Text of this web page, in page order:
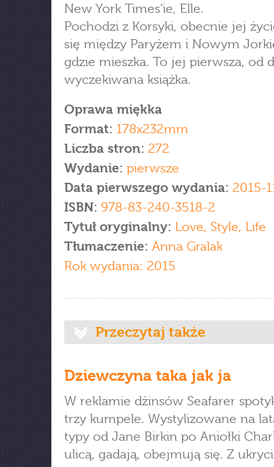
New York Times’ie, Elle.
Pochodzi z Korsyki, obecnie jej
się między Paryżem i Nowym
gdzie mieszka. To jej pierwsza, od
wyczekiwana książka.
Oprawa miękka
Format: 178x232mm
Liczba stron: 272
Wydanie: pierwsze
Data pierwszego wydania: 2015-
ISBN: 978-83-240-3518-2
Tytuł oryginalny: Love, Style, Life
Tłumaczenie: Anna Gralak
Rok wydania: 2015
Przeczytaj także
Dziewczyna taka jak ja
W reklamie dżinsów Seafarer
trzy kumpele. Wystylizowane na
typy od Jane Birkin po Aniołki
ulicą, gadają, obejmują się. Z